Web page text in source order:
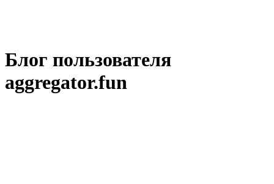
Блог пользователя
aggregator.fun